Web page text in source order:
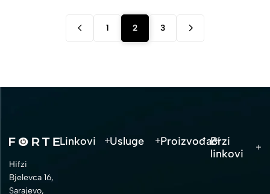
1 2 3
Hifzi
Bjelevca 16,
Sarajevo,
Linkovi Usluge ProizvođačiBrzi
linkovi